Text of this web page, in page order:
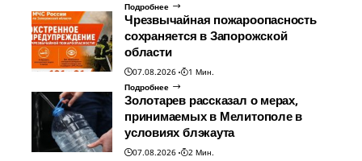
Подробнее
Чрезвычайная пожароопасность
сохраняется в Запорожской
области
07.08.2026
1 Мин.
Подробнее
Золотарев рассказал о мерах,
принимаемых в Мелитополе в
условиях блэкаута
07.08.2026
2 Мин.